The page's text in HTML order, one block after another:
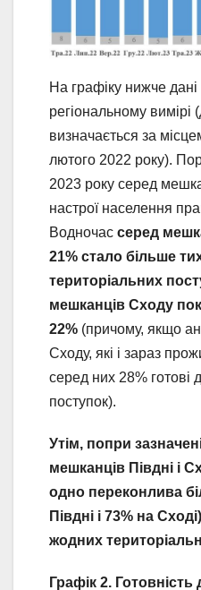
На графіку нижче дані
регіональному вимірі
визначається за
лютого 2022 року).
2023 року серед
настрої населення
Водночас серед
21% стало більше
територіальних
мешканців Сходу
22% (причому, якщо
Сходу, які і зараз
серед них 28% готові
поступок).
Утім, попри
мешканців Півдні і
одно переконлива
Півдні і 73% на
жодних
Графік 2.